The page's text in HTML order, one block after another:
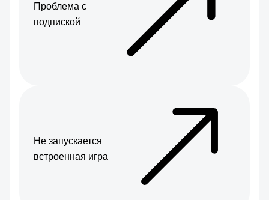
Проблема с
подпиской
Не запускается
встроенная игра